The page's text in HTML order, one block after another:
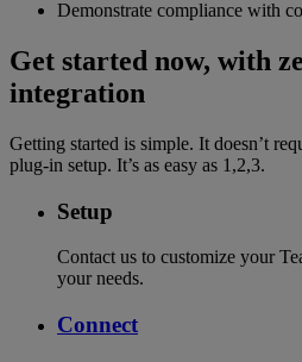
Demonstrate compliance with
Get started now, with
integration
Getting started is simple. It doesn’t
plug-in setup. It’s as easy as 1,2,3.
Setup
Contact us to customize your
your needs.
Connect